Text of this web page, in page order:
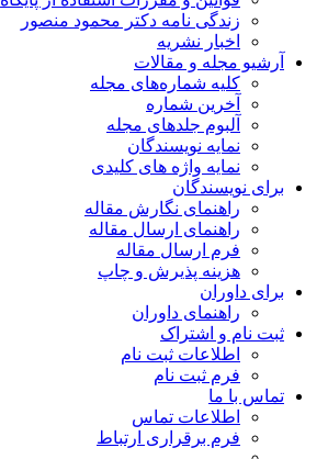
زندگی نامه دکتر محمود منصور
اخبار نشریه
آرشیو مجله و مقالات
کلیه شماره‌های مجله
آخرین شماره
آلبوم جلدهای مجله
نمایه نویسندگان
نمایه واژه های کلیدی
برای نویسندگان
راهنمای نگارش مقاله
راهنمای ارسال مقاله
فرم ارسال مقاله
هزینه پذیرش و چاپ
برای داوران
راهنمای داوران
ثبت نام و اشتراک
اطلاعات ثبت نام
فرم ثبت نام
تماس با ما
اطلاعات تماس
فرم برقراری ارتباط